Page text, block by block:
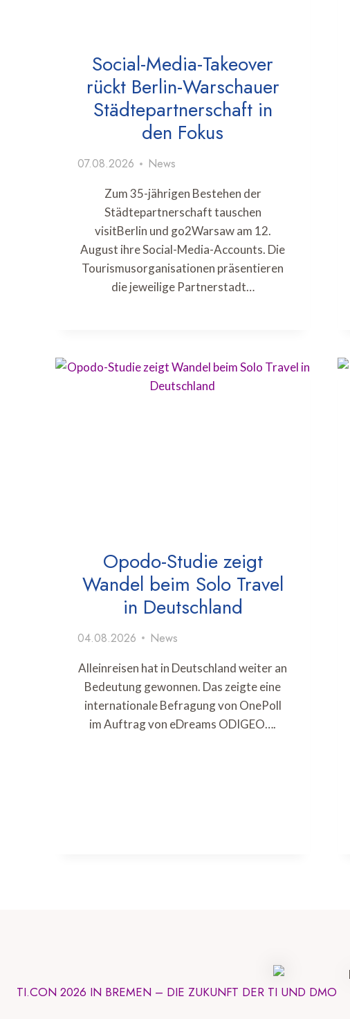
Social-Media-Takeover
rückt Berlin-Warschauer
Städtepartnerschaft in
den Fokus
07.08.2026 News
Zum 35-jährigen Bestehen der
Städtepartnerschaft tauschen
visitBerlin und go2Warsaw am 12.
August ihre Social-Media-Accounts. Die
Tourismusorganisationen präsentieren
die jeweilige Partnerstadt…
Opodo-Studie zeigt
Wandel beim Solo Travel
in Deutschland
04.08.2026 News
Alleinreisen hat in Deutschland weiter an
Bedeutung gewonnen. Das zeigte eine
internationale Befragung von OnePoll
im Auftrag von eDreams ODIGEO….
TI.CON 2026 IN BREMEN – DIE ZUKUNFT DER TI UND DMO